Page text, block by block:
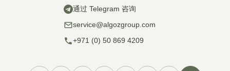
通过 Telegram 咨询
service@algozgroup.com
+971 (0) 50 869 4209